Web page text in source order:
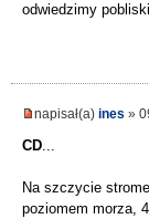
odwiedzimy
napisał(a) ines »
CD...
Na szczycie
poziomem morza,